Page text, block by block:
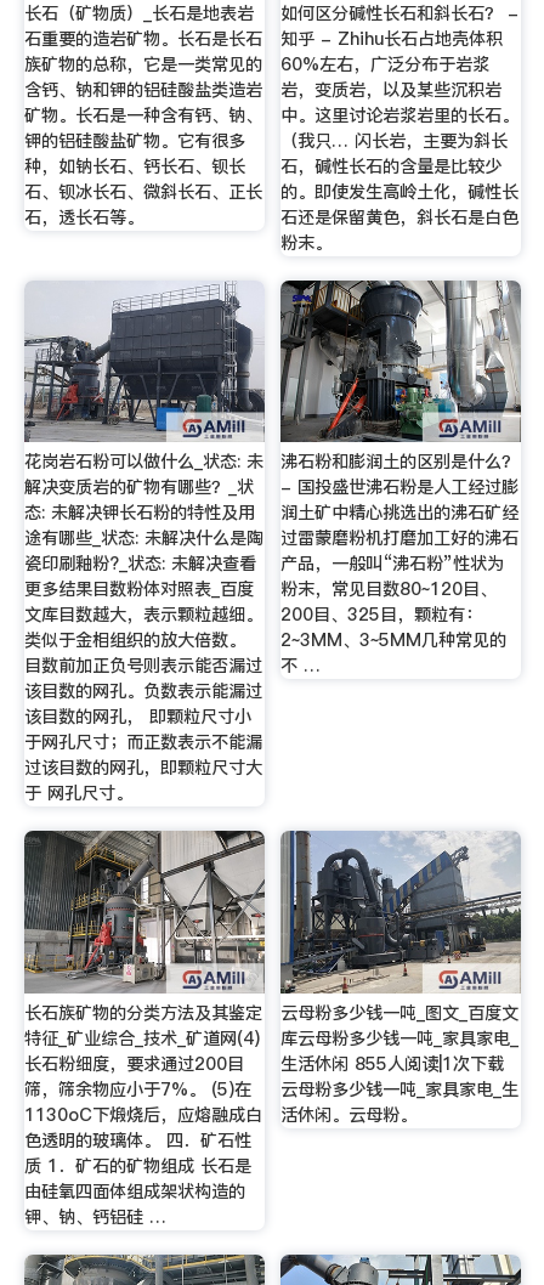
长石（矿物质）_长石是地表岩
石重要的造岩矿物。长石是长石
族矿物的总称，它是一类常见的
含钙、钠和钾的铝硅酸盐类造岩
矿物。长石是一种含有钙、钠、
钾的铝硅酸盐矿物。它有很多
种，如钠长石、钙长石、钡长
石、钡冰长石、微斜长石、正长
石，透长石等。
如何区分碱性长石和斜长石？ -
知乎 - Zhihu长石占地壳体积
60%左右，广泛分布于岩浆
岩，变质岩，以及某些沉积岩
中。这里讨论岩浆岩里的长石。
（我只… 闪长岩，主要为斜长
石，碱性长石的含量是比较少
的。即使发生高岭土化，碱性长
石还是保留黄色，斜长石是白色
粉末。
花岗岩石粉可以做什么_状态: 未
解决变质岩的矿物有哪些？_状
态: 未解决钾长石粉的特性及用
途有哪些_状态: 未解决什么是陶
瓷印刷釉粉?_状态: 未解决查看
更多结果目数粉体对照表_百度
文库目数越大，表示颗粒越细。
类似于金相组织的放大倍数。
目数前加正负号则表示能否漏过
该目数的网孔。负数表示能漏过
该目数的网孔， 即颗粒尺寸小
于网孔尺寸；而正数表示不能漏
过该目数的网孔，即颗粒尺寸大
于 网孔尺寸。
沸石粉和膨润土的区别是什么？
- 国投盛世沸石粉是人工经过膨
润土矿中精心挑选出的沸石矿经
过雷蒙磨粉机打磨加工好的沸石
产品，一般叫“沸石粉”性状为
粉末，常见目数80~120目、
200目、325目，颗粒有：
2~3MM、3~5MM几种常见的
不 …
长石族矿物的分类方法及其鉴定
特征_矿业综合_技术_矿道网(4)
长石粉细度，要求通过200目
筛，筛余物应小于7%。 (5)在
1130oC下煅烧后，应熔融成白
色透明的玻璃体。 四．矿石性
质 1．矿石的矿物组成 长石是
由硅氧四面体组成架状构造的
钾、钠、钙铝硅 …
云母粉多少钱一吨_图文_百度文
库云母粉多少钱一吨_家具家电_
生活休闲 855人阅读|1次下载
云母粉多少钱一吨_家具家电_生
活休闲。云母粉。